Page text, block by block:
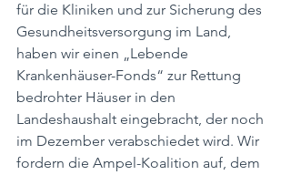
für die Kliniken und zur Sicherung des
Gesundheitsversorgung im Land,
haben wir einen „Lebende
Krankenhäuser-Fonds“ zur Rettung
bedrohter Häuser in den
Landeshaushalt eingebracht, der noch
im Dezember verabschiedet wird. Wir
fordern die Ampel-Koalition auf, dem